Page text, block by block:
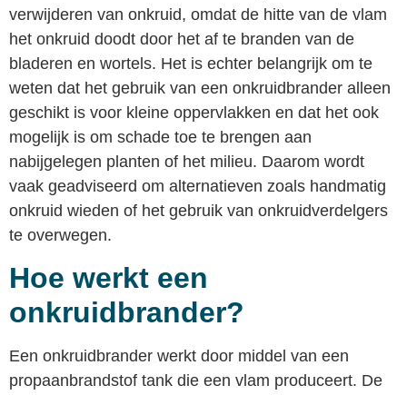
verwijderen van onkruid, omdat de hitte van de vlam
het onkruid doodt door het af te branden van de
bladeren en wortels. Het is echter belangrijk om te
weten dat het gebruik van een onkruidbrander alleen
geschikt is voor kleine oppervlakken en dat het ook
mogelijk is om schade toe te brengen aan
nabijgelegen planten of het milieu. Daarom wordt
vaak geadviseerd om alternatieven zoals handmatig
onkruid wieden of het gebruik van onkruidverdelgers
te overwegen.
Hoe werkt een
onkruidbrander?
Een onkruidbrander werkt door middel van een
propaanbrandstof tank die een vlam produceert. De